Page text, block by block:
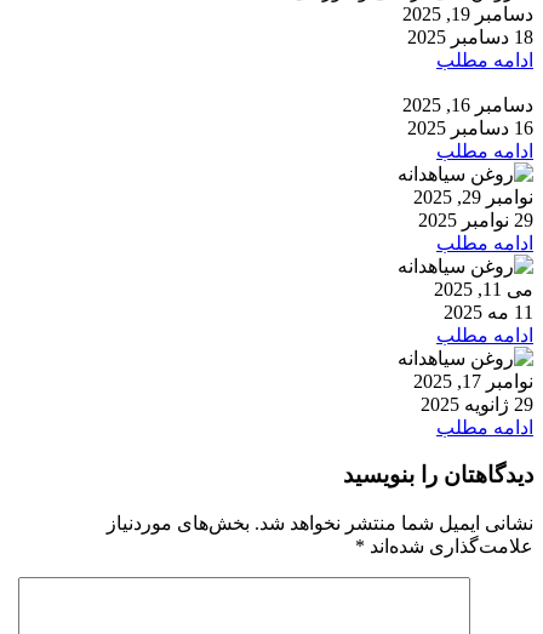
دسامبر 19, 2025
18 دسامبر 2025
ادامه مطلب
دسامبر 16, 2025
16 دسامبر 2025
ادامه مطلب
نوامبر 29, 2025
29 نوامبر 2025
ادامه مطلب
می 11, 2025
11 مه 2025
ادامه مطلب
نوامبر 17, 2025
29 ژانویه 2025
ادامه مطلب
دیدگاهتان را بنویسید
نشانی ایمیل شما منتشر نخواهد شد. بخش‌های موردنیاز
علامت‌گذاری شده‌اند *